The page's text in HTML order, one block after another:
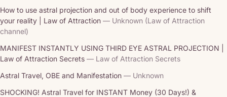
How to use astral projection and out of body experience to shift
your reality | Law of Attraction — Unknown (Law of Attraction
channel)
MANIFEST INSTANTLY USING THIRD EYE ASTRAL PROJECTION |
Law of Attraction Secrets — Law of Attraction Secrets
Astral Travel, OBE and Manifestation — Unknown
SHOCKING! Astral Travel for INSTANT Money (30 Days!) &